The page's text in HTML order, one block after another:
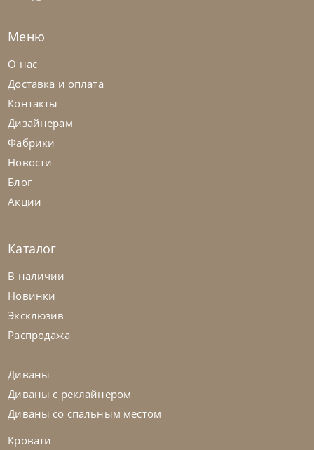
Cattelan Italia
Стул барный Arcadia Couture
Меню
О нас
Доставка и оплата
Контакты
Дизайнерам
Фабрики
Новости
Блог
Акции
Каталог
В наличии
Новинки
Эксклюзив
Распродажа
Диваны
Диваны с реклайнером
Диваны со спальным местом
Кровати